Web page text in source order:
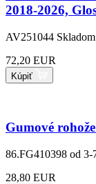
2018-2026,
AV251044
72,20 EUR
Kúpiť
Gumové
86.FG410398 od 3-
28,80 EUR